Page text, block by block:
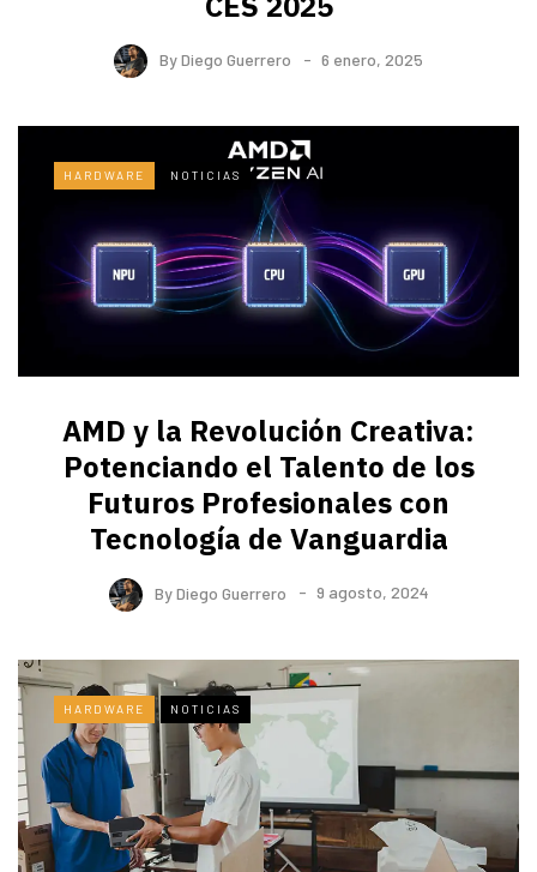
ByDiego Guerrero 6 enero, 2025
HARDWARE NOTICIAS
AMD y la Revolución Creativa:
Potenciando el Talento de los
Futuros Profesionales con
Tecnología de Vanguardia
ByDiego Guerrero 9 agosto, 2024
HARDWARE NOTICIAS